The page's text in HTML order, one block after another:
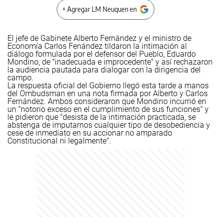
+ Agregar LM Neuquen en
El jefe de Gabinete Alberto Fernández y el ministro de
Economía Carlos Fenández tildaron la intimación al
diálogo formulada por el defensor del Pueblo, Eduardo
Mondino, de "inadecuada e improcedente" y así rechazaron
la audiencia pautada para dialogar con la dirigencia del
campo.
La respuesta oficial del Gobierno llegó esta tarde a manos
del Ombudsman en una nota firmada por Alberto y Carlos
Fernández. Ambos consideraron que Mondino incurrió en
un "notorio exceso en el cumplimiento de sus funciones" y
le pidieron que "desista de la intimación practicada, se
abstenga de imputarnos cualquier tipo de desobediencia y
cese de inmediato en su accionar no amparado
Constitucional ni legalmente".